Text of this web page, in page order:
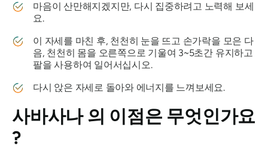
마음이 산만해지겠지만, 다시 집중하려고 노력해 보세
요.
이 자세를 마친 후, 천천히 눈을 뜨고 손가락을 모은 다
음, 천천히 몸을 오른쪽으로 기울여 3~5초간 유지하고
팔을 사용하여 일어서십시오.
다시 앉은 자세로 돌아와 에너지를 느껴보세요.
사바사나의 이점은 무엇인가요
?